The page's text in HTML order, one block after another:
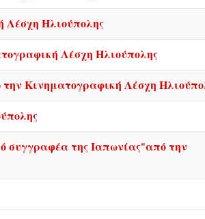
Ηλιούπολης
Λέσχη Ηλιούπολης
Κινηματογραφική Λέσχη
συγγραφέα της Ιαπωνίας"από την